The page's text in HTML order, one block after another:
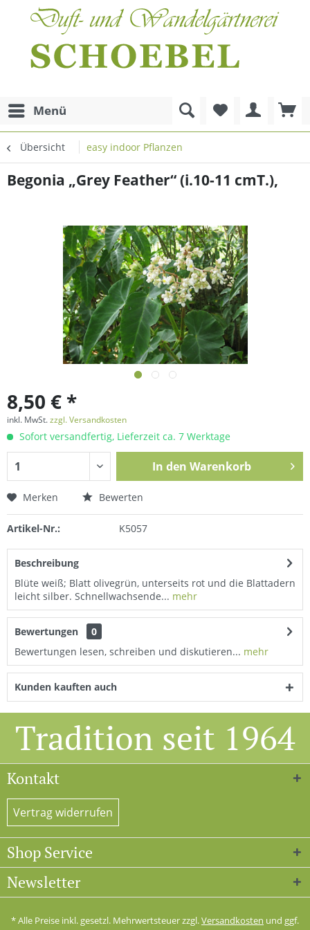
Menü
Übersicht easy indoor Pflanzen
Begonia „Grey Feather“ (i.10-11 cmT.),
8,50 € *
inkl. MwSt.zzgl. Versandkosten
Sofort versandfertig, Lieferzeit ca. 7 Werktage
In den Warenkorb
Merken Bewerten
Artikel-Nr.: K5057
Beschreibung
Blüte weiß; Blatt olivegrün, unterseits rot und die Blattadern
leicht silber. Schnellwachsende... mehr
Bewertungen
0
Bewertungen lesen, schreiben und diskutieren... mehr
Kunden kauften auch
Tradition seit 1964
Kontakt
Vertrag widerrufen
Shop Service
Newsletter
* Alle Preise inkl. gesetzl. Mehrwertsteuer zzgl.Versandkosten und ggf.